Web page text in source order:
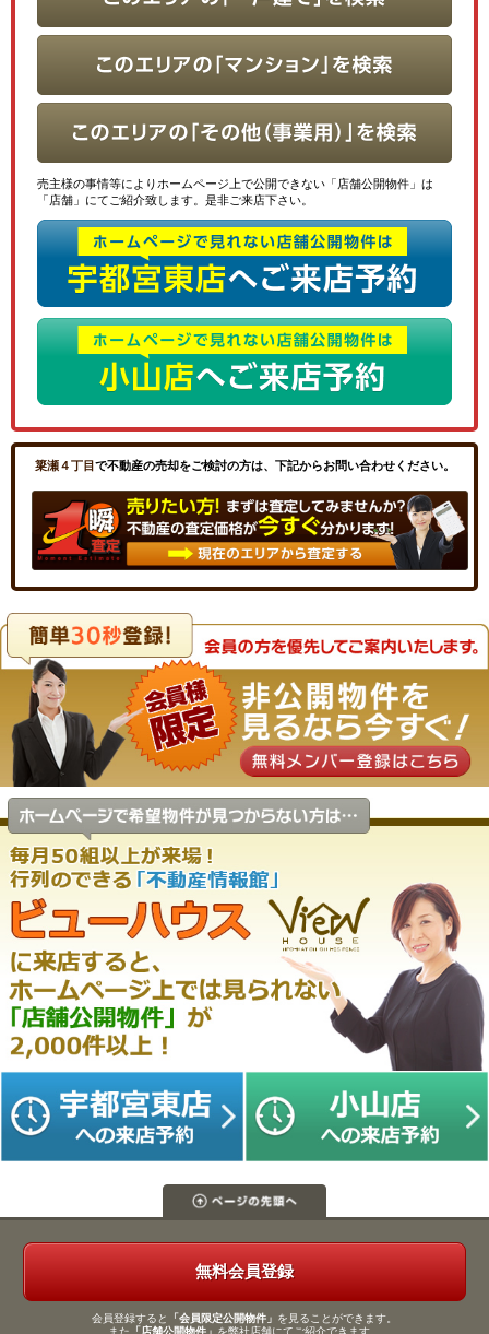
売主様の事情等によりホームページ上で公開できない「店舗公開物件」は
「店舗」にてご紹介致します。是非ご来店下さい。
簗瀬４丁目で不動産の売却をご検討の方は、下記からお問い合わせください。
無料会員登録
会員登録すると 「会員限定公開物件」 を見ることができます。
また 「店舗公開物件」 を弊社店舗にてご紹介できます。